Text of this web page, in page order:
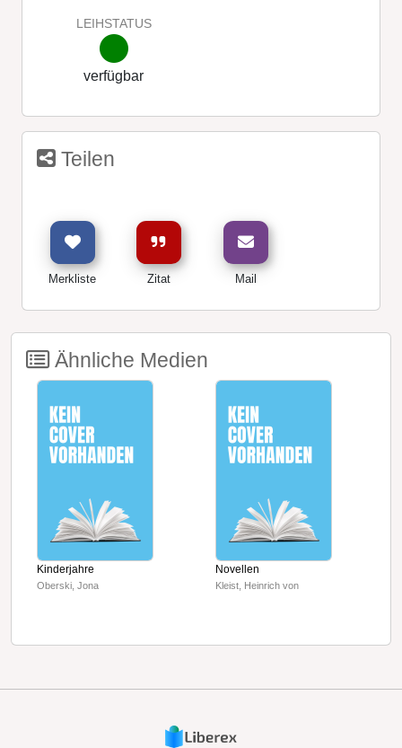
LEIHSTATUS
verfügbar
Teilen
Merkliste Zitat Mail
Ähnliche Medien
Kinderjahre
Oberski, Jona
Novellen
Kleist, Heinrich von